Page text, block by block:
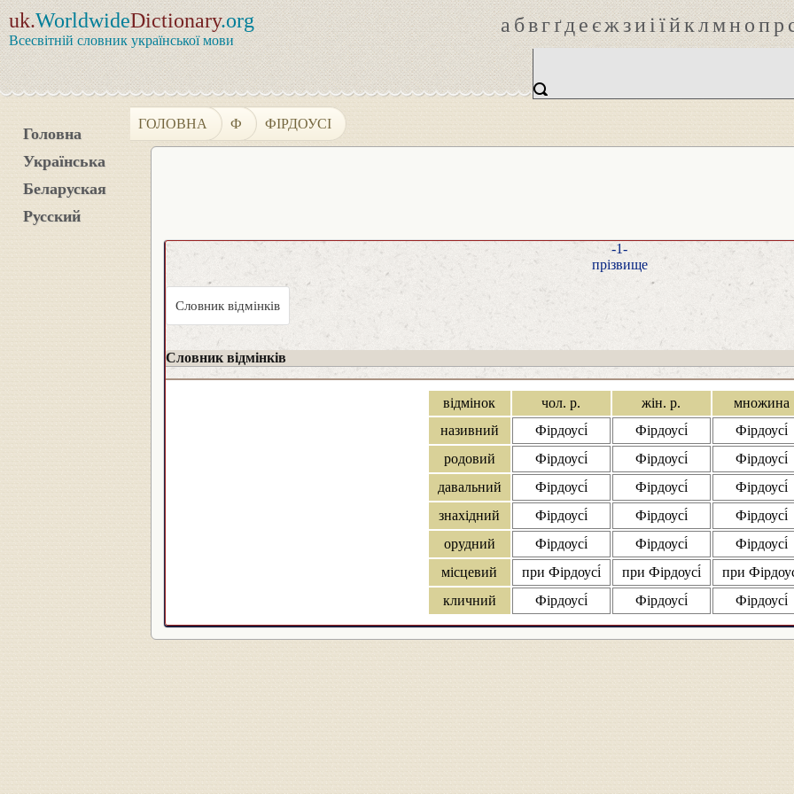
uk.WorldwideDictionary.org
Всесвітній словник української мови
абвгґдеєжзиіїйклмнопр
Головна
Українська
Беларуская
Русский
ГОЛОВНА Ф ФІРДОУСІ
-1-
прізвище
Словник відмінків
Словник відмінків
відмінок чол. р. жін. р.
множина
називний
Фірдоусі́ Фірдоусі́
Фірдоусі́
родовий
Фірдоусі́ Фірдоусі́
Фірдоусі́
давальний
Фірдоусі́ Фірдоусі́
Фірдоусі́
знахідний
Фірдоусі́ Фірдоусі́
Фірдоусі́
орудний
Фірдоусі́ Фірдоусі́
Фірдоусі́
місцевий
при Фірдоусі́ при Фірдоусі́
при
кличний
Фірдоусі́ Фірдоусі́ Фірдоусі́